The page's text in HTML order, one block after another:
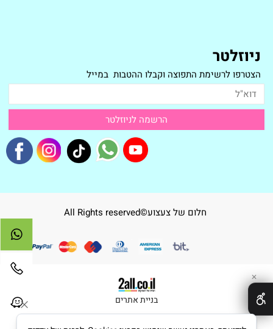
ניוזלטר
הצטרפו לרשימת התפוצה וקבלו ההטבות במייל
חלום של צעצוע©All Rights reserved
בניית אתרים
✕